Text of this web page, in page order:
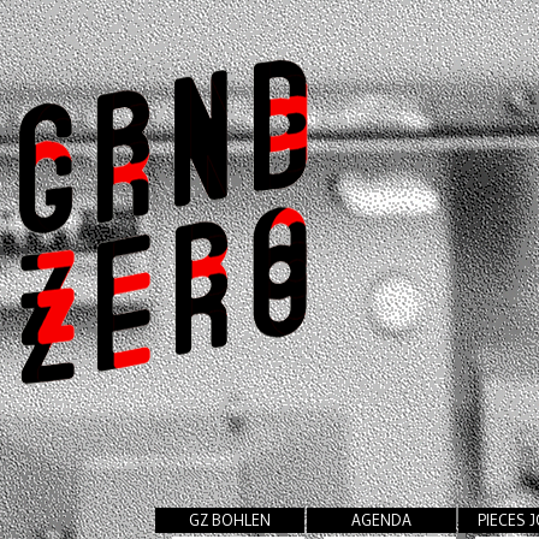
GZ BOHLEN
AGENDA
PIECES